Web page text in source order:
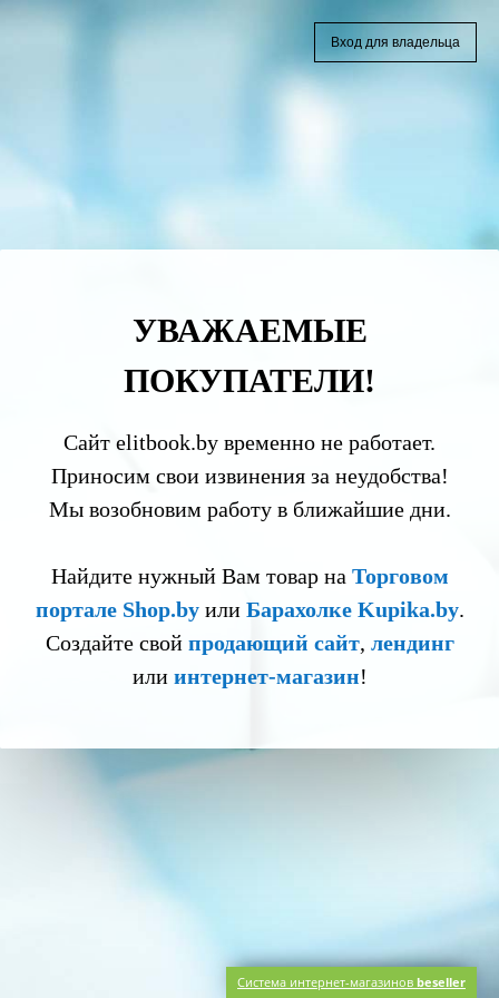
УВАЖАЕМЫЕ
ПОКУПАТЕЛИ!
Сайт elitbook.by временно не работает.
Приносим свои извинения за неудобства!
Мы возобновим работу в ближайшие дни.
Найдите нужный Вам товар на Торговом
портале Shop.byили Барахолке Kupika.by.
Создайте свой продающий сайт, лендинг
или интернет-магазин!
Вход для владельца
Система интернет-магазинов beseller